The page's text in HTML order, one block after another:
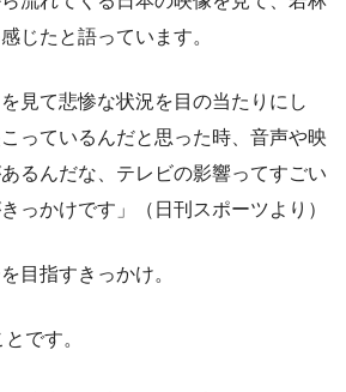
じたと語っています。
見て悲惨な状況を目の当たりにし
っているんだと思った時、音声や映
るんだな、テレビの影響ってすごい
っかけです」（日刊スポーツより）
目指すきっかけ。
です。